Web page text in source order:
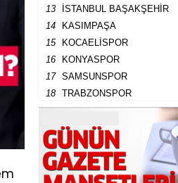
13
İSTANBUL BAŞAKŞEHİR
14
KASIMPAŞA
15
KOCAELİSPOR
16
KONYASPOR
17
SAMSUNSPOR
18
TRABZONSPOR